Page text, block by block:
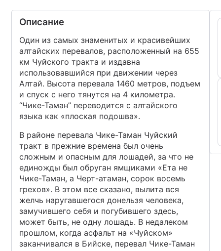
Описание
Один из самых знаменитых и красивейших
алтайских перевалов, расположенный на 655
км Чуйского тракта и издавна
использовавшийся при движении через
Алтай. Высота перевала 1460 метров, подъем
и спуск с него тянутся на 4 километра.
“Чике-Таман” переводится с алтайского
языка как «плоская подошва».
В районе перевала Чике-Таман Чуйский
тракт в прежние времена был очень
сложным и опасным для лошадей, за что не
единожды был обруган ямщиками «Ета не
Чике-Таман, а Черт-атаман, сорок восемь
грехов». В этом все сказано, вылита вся
желчь наругавшегося донельзя человека,
замучившего себя и погубившего здесь,
может быть, не одну лошадь. В недалеком
прошлом, когда асфальт на «Чуйском»
заканчивался в Бийске, перевал Чике-Таман